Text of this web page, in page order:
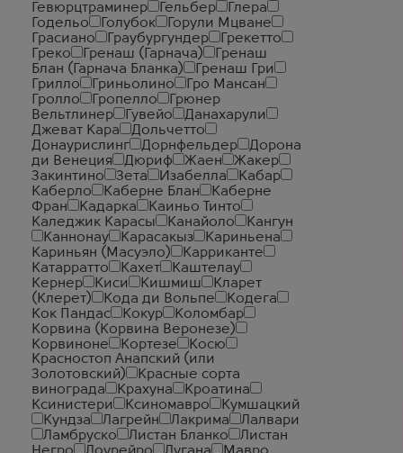
Гевюрцтраминер
Гельбер
Глера
Годельо
Голубок
Горули Мцване
Грасиано
Граубургундер
Грекетто
Греко
Гренаш (Гарнача)
Гренаш
Блан (Гарнача Бланка)
Гренаш Гри
Грилло
Гриньолино
Гро Мансан
Гролло
Гропелло
Грюнер
Вельтлинер
Гувейо
Данахарули
Джеват Кара
Дольчетто
Донаурислинг
Дорнфельдер
Дорона
ди Венеция
Дюриф Жаен
Жакер
Закинтино
Зета Изабелла
Кабар
Каберло
Каберне Блан
Каберне
Фран
Кадарка
Каиньо Тинто
Каледжик Карасы
Канайоло
Кангун
Каннонау
Карасакыз
Кариньена
Кариньян (Масуэло)
Карриканте
Катарратто
Кахет
Каштелау
Кернер
Киси Кишмиш
Кларет
(Клерет)
Кода ди Вольпе
Кодега
Кок Пандас
Кокур
Коломбар
Корвина (Корвина Веронезе)
Корвиноне
Кортезе
Косю
Красностоп Анапский (или
Золотовский)
Красные сорта
винограда
Крахуна
Кроатина
Ксинистери
Ксиномавро
Кумшацкий
Кундза
Лагрейн Лакрима
Лалвари
Ламбруско
Листан Бланко
Листан